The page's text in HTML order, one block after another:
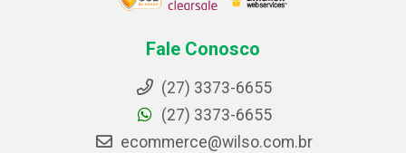
Fale Conosco
(27) 3373-6655
(27) 3373-6655
ecommerce@wilso.com.br